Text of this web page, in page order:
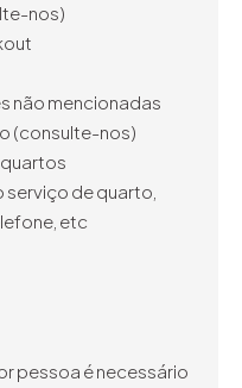
nos)
não mencionadas
(consulte-nos)
de quarto,
etc
pessoa é necessário